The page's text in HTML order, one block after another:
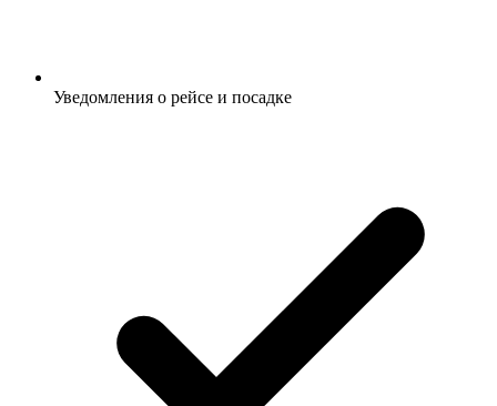
Уведомления о рейсе и посадке